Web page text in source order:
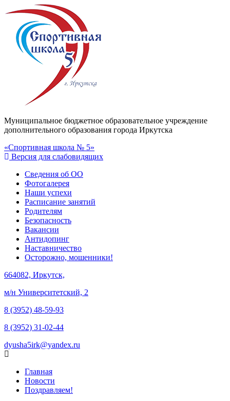
Муниципальное бюджетное образовательное учреждение
дополнительного образования города Иркутска
«Спортивная школа № 5»
Версия для слабовидящих
Сведения об ОО
Фотогалерея
Наши успехи
Расписание занятий
Родителям
Безопасность
Вакансии
Антидопинг
Наставничество
Осторожно, мошенники!
664082, Иркутск,
м/н Университетский, 2
8 (3952) 48-59-93
8 (3952) 31-02-44
dyusha5irk@yandex.ru
Главная
Новости
Поздравляем!